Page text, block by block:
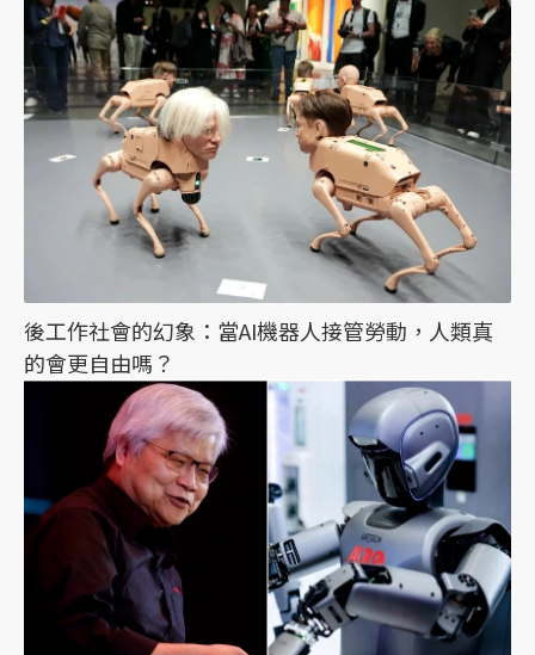
後工作社會的幻象：當AI機器人接管勞動，人類真
的會更自由嗎？